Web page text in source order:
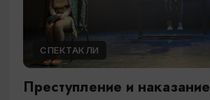
СПЕКТАКЛИ
Преступление и наказание